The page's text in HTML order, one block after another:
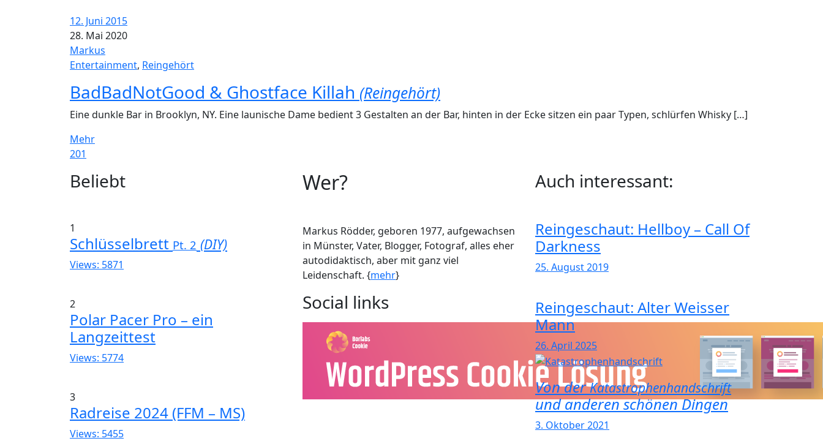
12. Juni 2015
28. Mai 2020
Markus
Entertainment, Reingehört
BadBadNotGood & Ghostface Killah (Reingehört)
Eine dunkle Bar in Brooklyn, NY. Eine launische Dame bedient 3 Gestalten an der Bar, hinten in der Ecke sitzen ein paar Typen, schlürfen Whisky […]
Mehr
201
WidgetsBeliebt
1
Schlüsselbrett Pt. 2 (DIY)
Views: 5871
2
Polar Pacer Pro – ein
Langzeittest
Views: 5774
3
Radreise 2024 (FFM – MS)
Views: 5455
Wer?
Markus Rödder, geboren 1977, aufgewachsen
in Münster, Vater, Blogger, Fotograf, alles eher
autodidaktisch, aber mit ganz viel
Leidenschaft. {mehr}
Social links
Auch interessant:
Reingeschaut: Hellboy – Call Of
Darkness
25. August 2019
Reingeschaut: Alter Weisser
Mann
26. April 2025
Von derKatastrophenhandschrift
und anderen schönen Dingen
3. Oktober 2021